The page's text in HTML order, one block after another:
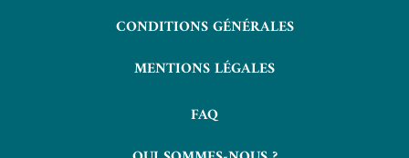
CONDITIONS GÉNÉRALES
MENTIONS LÉGALES
FAQ